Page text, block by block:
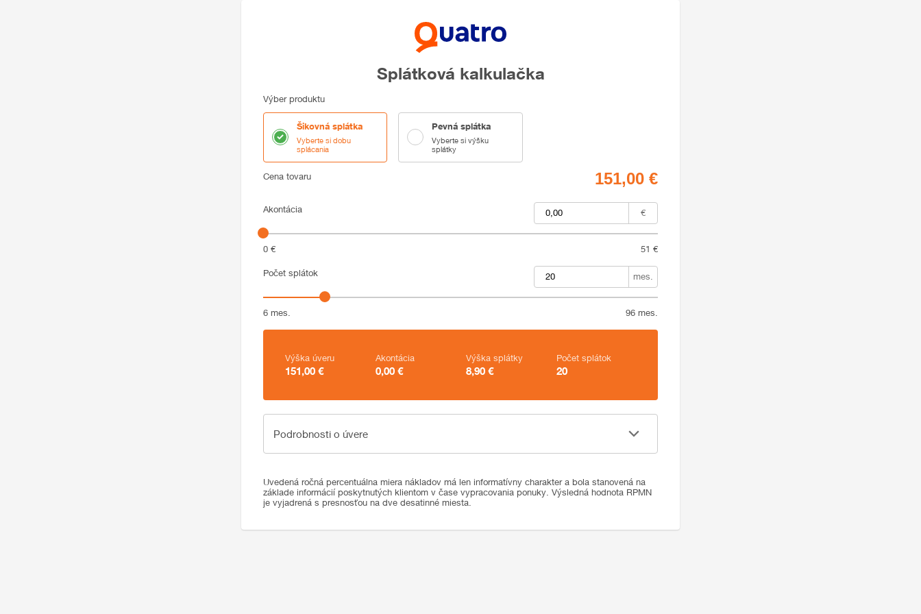
Splátková kalkulačka
Výber produktu
Šikovná splátka
Vyberte si dobu
splácania
Pevná splátka
Vyberte si výšku
splátky
Cena
Cena tovaru
Akontácia €
0 € 51 €
Počet splátok mes.
6 mes. 96 mes.
Zhrnutie
Výška úveru
151,00 €
Akontácia
0,00 €
Výška splátky
8,90 €
Počet splátok
20
Podrobnosti o úvere
Podrobnosti o úvere
Uvedená ročná percentuálna miera nákladov má len informatívny charakter a bola stanovená na
základe informácií poskytnutých klientom v čase vypracovania ponuky. Výsledná hodnota RPMN
je vyjadrená s presnosťou na dve desatinné miesta.